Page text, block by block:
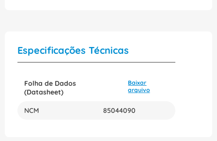
Especificações Técnicas
Folha de Dados
(Datasheet)
Baixar
arquivo
NCM 85044090